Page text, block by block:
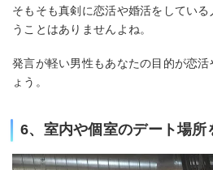
そもそも真剣に恋活や婚活をしてい
うことはありませんよね。
発言が軽い男性もあなたの目的が恋
ょう。
6、室内や個室のデート場所